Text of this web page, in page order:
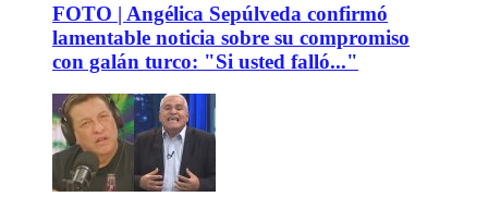
FOTO | Angélica Sepúlveda confirmó
lamentable noticia sobre su compromiso
con galán turco: "Si usted falló..."